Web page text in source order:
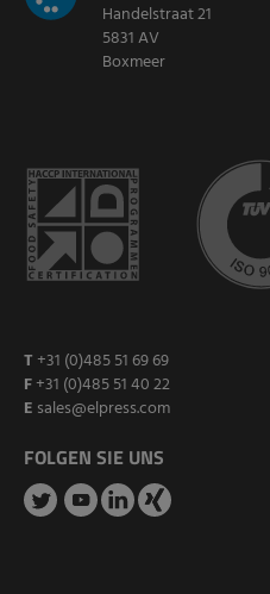
Handelstraat 21
5831 AV
Boxmeer
T +31 (0)485 51 69 69
F+31 (0)485 51 40 22
E sales@elpress.com
FOLGEN SIE UNS